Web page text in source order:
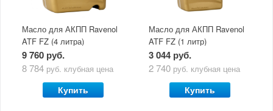
100% возврат
стоимости
в случае
неудовлетворенности
Гарантия качества
все товары
сертифицированы
Масло для АКПП Ravenol
ATF FZ (4 литра)
9 760 руб.
8 784 руб. клубная цена
Купить
Масло для АКПП Ravenol
ATF FZ (1 литр)
3 044 руб.
2 740 руб. клубная цена
Купить